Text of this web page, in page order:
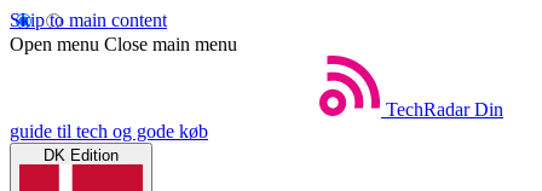
Skip to main content
Open menu Close main menu
TechRadar Din
guide til tech og gode køb
DK Edition